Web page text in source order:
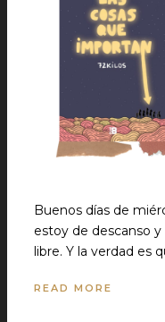
Buenos días de
estoy de descanso
libre. Y la verdad es
READ MORE